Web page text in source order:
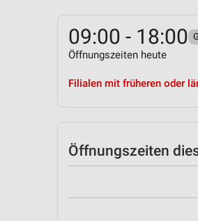
09:00 - 18:00
Öffnungszeiten heute
Filialen mit früheren oder
Öffnungszeiten